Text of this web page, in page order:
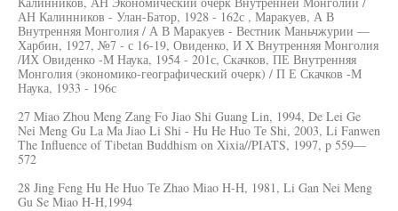
АН Калинников - Улан-Батор, 1928 - 162с , Маракуев, А В
Внутренняя Монголия / А В Маракуев - Вестник Маньчжурии —
Харбин, 1927, №7 - с 16-19, Овиденко, И X Внутренняя Монголия
/ИХ Овиденко -М Наука, 1954 - 201с, Скачков, ПЕ Внутренняя
Монголия (экономико-географический очерк) / П Е Скачков -М
Наука, 1933 - 196с
27 Miao Zhou Meng Zang Fo Jiao Shi Guang Lin, 1994, De Lei Ge
Nei Meng Gu La Ma Jiao Li Shi - Hu He Huo Те Shi, 2003, Li Fanwen
The Influence of Tibetan Buddhism on Xixia//PIATS, 1997, p 559—
572
28 Jing Feng Hu He Huo Те Zhao Miao H-H, 1981, Li Gan Nei Meng
Gu Se Miao H-H,1994